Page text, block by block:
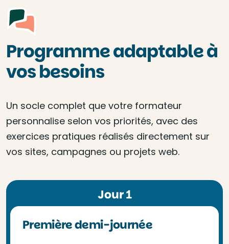
Programme adaptable à
vos besoins
Un socle complet que votre formateur
personnalise selon vos priorités, avec des
exercices pratiques réalisés directement sur
vos sites, campagnes ou projets web.
Jour 1
Première demi-journée